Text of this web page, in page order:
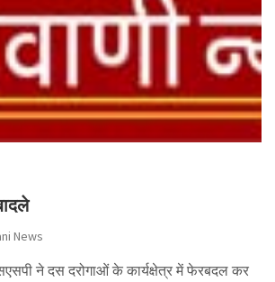
News
ने दस दरोगाओं के कार्यक्षेत्र में फेरबदल कर